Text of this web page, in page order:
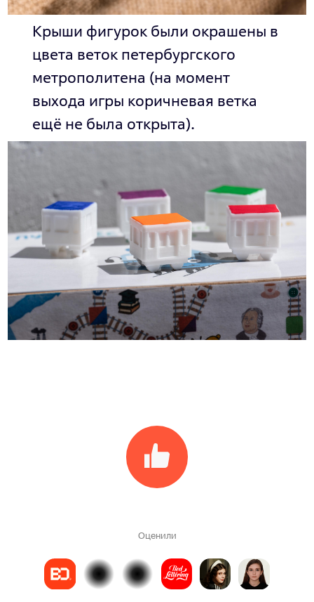
Крыши фигурок были окрашены в
цвета веток петербургского
метрополитена (на момент
выхода игры коричневая ветка
ещё не была открыта).
Оценили